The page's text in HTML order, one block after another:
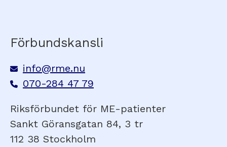
Förbundskansli
info@rme.nu
070-284 47 79
Riksförbundet för ME-patienter
Sankt Göransgatan 84, 3 tr
112 38 Stockholm